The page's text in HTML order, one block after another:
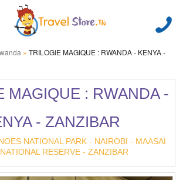
visibility
» TRILOGIE MAGIQUE : RWANDA - KENYA -
MAGIQUE : RWANDA -
- ZANZIBAR
NATIONAL PARK - NAIROBI - MAASAI
RESERVE - ZANZIBAR